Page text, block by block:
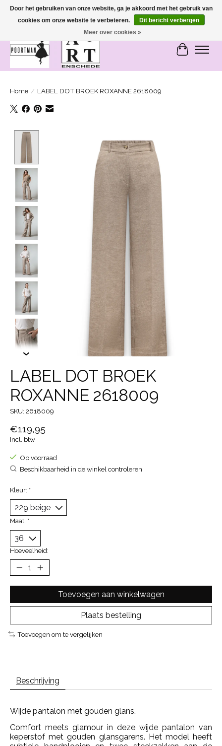
SASHIONABLE - damesmode in Bemmel en Enschede
Home / LABEL DOT BROEK ROXANNE 2618009
LABEL DOT BROEK
ROXANNE 2618009
SKU: 2618009
€119,95
Incl. btw
Op voorraad
Beschikbaarheid in de winkel controleren
Kleur: *
Maat: *
Hoeveelheid:
Toevoegen aan winkelwagen
Plaats bestelling
Toevoegen om te vergelijken
Beschrijving
Wijde pantalon met gouden glans.
Comfort meets glamour in deze wijde pantalon van
keperstof met gouden glansgarens. Het model heeft
Door het gebruiken van onze website, ga je akkoord met het gebruik van
cookies om onze website te verbeteren.
Dit bericht verbergen
Meer over cookies »